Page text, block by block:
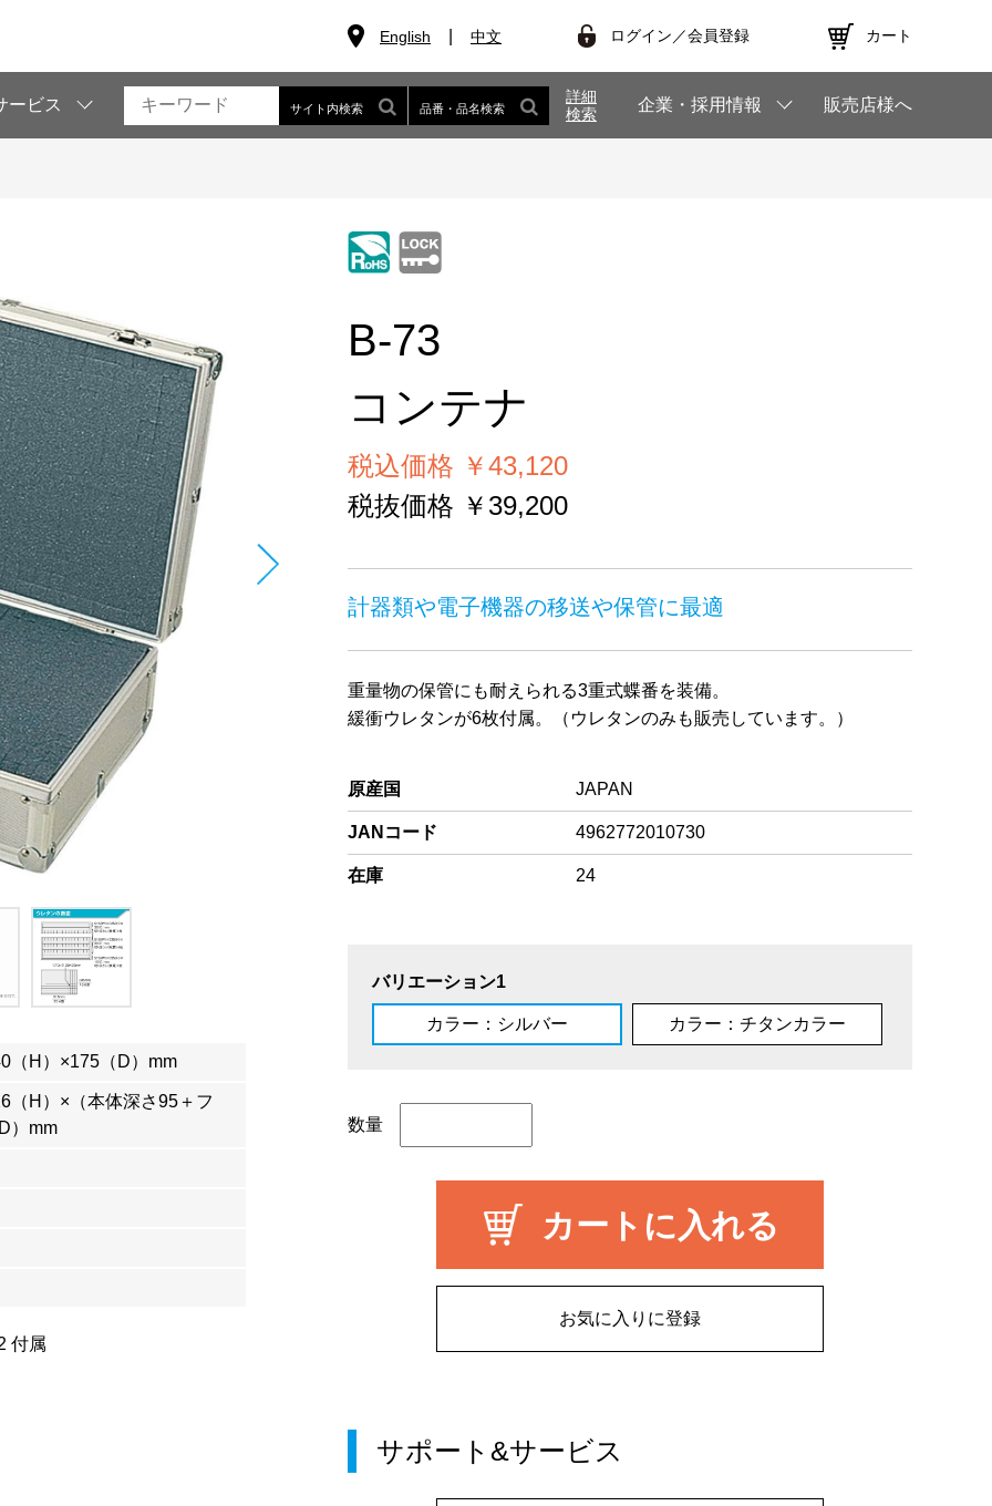
English 中文 ログイン／会員登録 カート
ービス サイト内検索 品番・品名検索
詳細
検索
企業・採用情報 販売店様へ
（H）×175（D）mm
（H）×（本体深さ95＋フ
）mm
付属
B-73
コンテナ
税込価格 ￥43,120
税抜価格 ￥39,200
計器類や電子機器の移送や保管に最適
重量物の保管にも耐えられる3重式蝶番を装備。
緩衝ウレタンが6枚付属。（ウレタンのみも販売しています。）
原産国 JAPAN
JANコード 4962772010730
在庫 24
バリエーション1
カラー：シルバー カラー：チタンカラー
数量
カートに入れる
お気に入りに登録
サポート&サービス